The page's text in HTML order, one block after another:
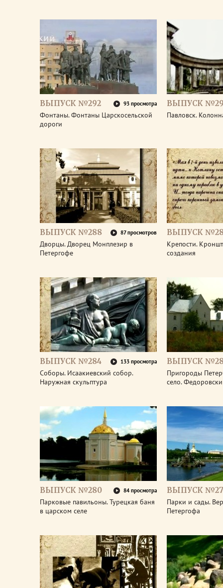
ВЫПУСК №292 93 просмотра
Фонтаны. Фонтаны Царскосельской
дороги
ВЫПУСК
Павловск.
ВЫПУСК №288 87 просмотров
Дворцы. Дворец Монплезир в
Петергофе
ВЫПУСК
Крепости.
создания
ВЫПУСК №284 133 просмотра
Соборы. Исаакиевский собор.
Наружная скульптура
ВЫПУСК
Пригороды
село.
ВЫПУСК №280 84 просмотра
Парковые павильоны. Турецкая баня
в царском селе
ВЫПУСК
Парки и сады.
Петергофа